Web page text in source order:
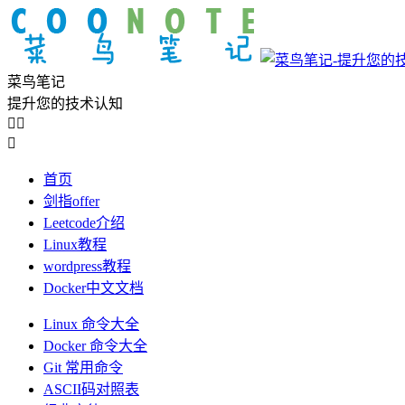
菜鸟笔记
提升您的技术认知
 

首页
剑指offer
Leetcode介绍
Linux教程
wordpress教程
Docker中文文档
Linux 命令大全
Docker 命令大全
Git 常用命令
ASCII码对照表